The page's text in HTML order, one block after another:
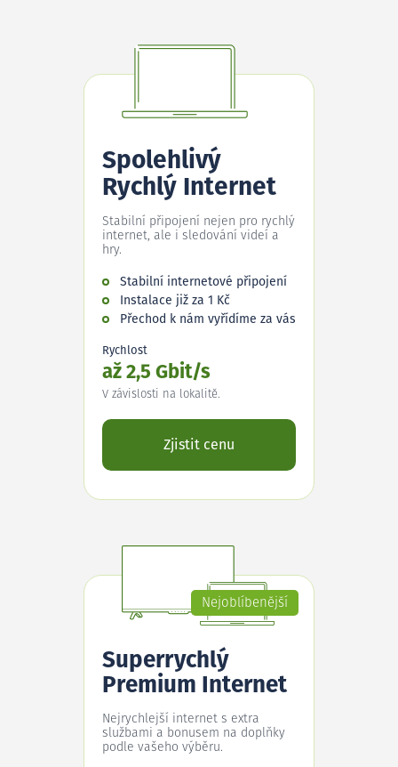
Spolehlivý
Rychlý Internet
Stabilní připojení nejen pro rychlý
internet, ale i sledování videí a
hry.
Stabilní internetové připojení
Instalace již za 1 Kč
Přechod k nám vyřídíme za vás
Rychlost
až 2,5 Gbit/s
V závislosti na lokalitě.
Zjistit cenu
Nejoblíbenější
Superrychlý
Premium Internet
Nejrychlejší internet s extra
službami a bonusem na doplňky
podle vašeho výběru.